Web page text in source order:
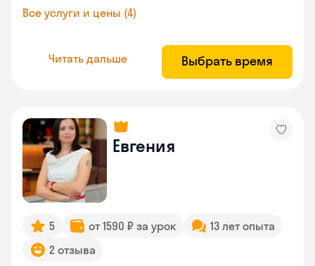
Все услуги и цены (4)
Читать дальше Выбрать время
Евгения
5 от 1590 ₽ за урок
13 лет опыта
2 отзыва